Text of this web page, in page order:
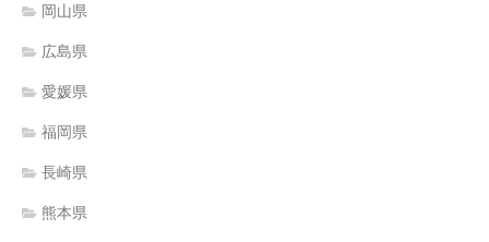
岡山県
広島県
愛媛県
福岡県
長崎県
熊本県